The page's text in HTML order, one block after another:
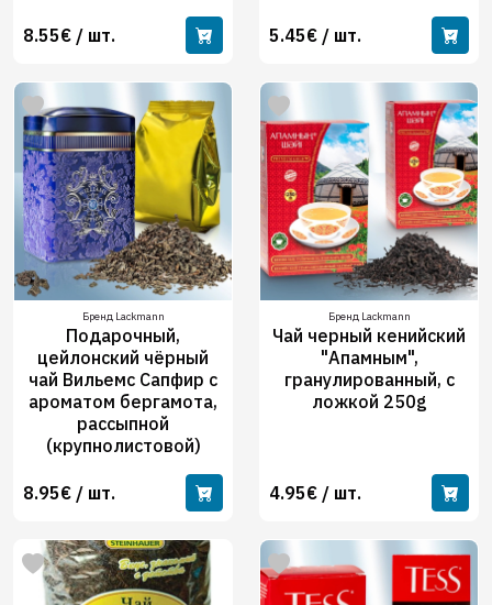
8.55€ / шт. 5.45€ / шт.
Бренд Lackmann
Подарочный,
цейлонский чёрный
чай Вильемс Сапфир с
ароматом бергамота,
рассыпной
(крупнолистовой)
8.95€ / шт.
Бренд Lackmann
Чай черный кенийский
"Апамным",
гранулированный, с
ложкой 250g
4.95€ / шт.